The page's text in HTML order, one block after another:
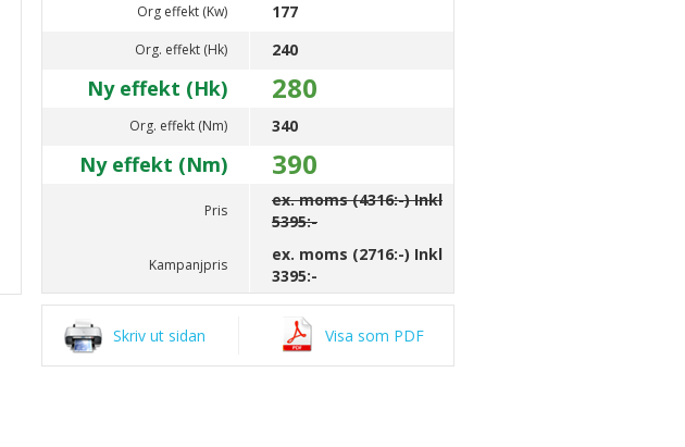
Org effekt (Kw) 177
Org. effekt (Hk) 240
Ny effekt (Hk) 280
Org. effekt (Nm) 340
Ny effekt (Nm) 390
Pris
ex. moms (4316:-) Inkl
5395:-
Kampanjpris
ex. moms (2716:-) Inkl
3395:-
Skriv ut sidan Visa som PDF